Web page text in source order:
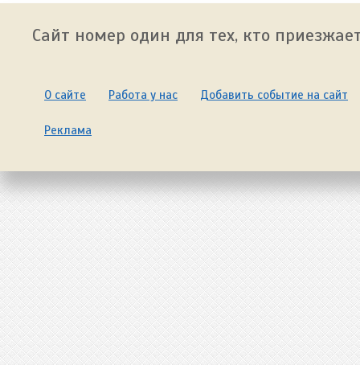
Сайт номер один для тех, кто
О сайте Работа у нас Добавить событие на сайт
Реклама